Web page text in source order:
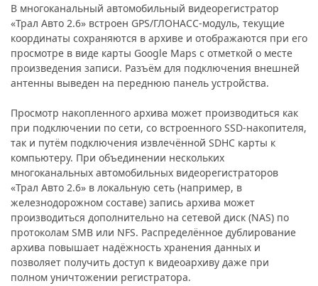
В многоканальный автомобильный видеорегистратор
«Трал Авто 2.6» встроен GPS/ГЛОНАСС-модуль, текущие
координаты сохраняются в архиве и отображаются при его
просмотре в виде карты Google Maps с отметкой о месте
произведения записи. Разъём для подключения внешней
антенны выведен на переднюю панель устройства.
Просмотр накопленного архива может производиться как
при подключении по сети, со встроенного SSD-накопителя,
так и путём подключения извлечённой SDHC карты к
компьютеру. При объединении нескольких
многоканальных автомобильных видеорегистраторов
«Трал Авто 2.6» в локальную сеть (например, в
железнодорожном составе) запись архива может
производиться дополнительно на сетевой диск (NAS) по
протоколам SMB или NFS. Распределённое дублирование
архива повышает надёжность хранения данных и
позволяет получить доступ к видеоархиву даже при
полном уничтожении регистратора.